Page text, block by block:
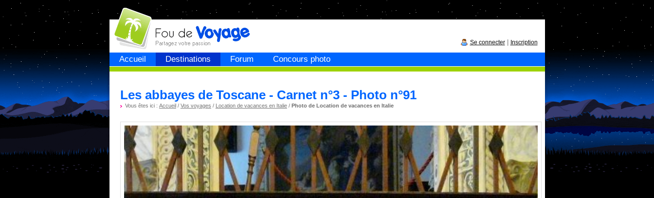
Accueil Destinations Forum Concours photo
Fou devoyage
Se connecter| Inscription
Les abbayes de Toscane - Carnet n°3 - Photo n°91
Vous êtes ici : Accueil/ Vos voyages / Location de vacances en Italie/ Photo de Location de vacances en Italie